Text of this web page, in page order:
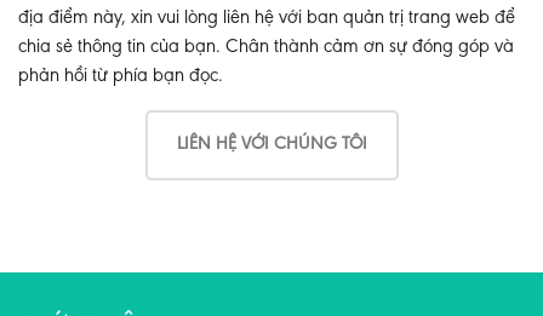
địa điểm này, xin vui lòng liên hệ với ban quản trị trang web để
chia sẻ thông tin của bạn. Chân thành cảm ơn sự đóng góp và
phản hồi từ phía bạn đọc.
LIÊN HỆ VỚI CHÚNG TÔI